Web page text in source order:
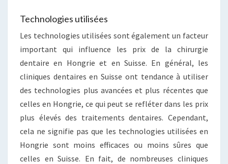
Technologies utilisées
Les technologies utilisées sont également un facteur
important qui influence les prix de la chirurgie
dentaire en Hongrie et en Suisse. En général, les
cliniques dentaires en Suisse ont tendance à utiliser
des technologies plus avancées et plus récentes que
celles en Hongrie, ce qui peut se refléter dans les prix
plus élevés des traitements dentaires. Cependant,
cela ne signifie pas que les technologies utilisées en
Hongrie sont moins efficaces ou moins sûres que
celles en Suisse. En fait, de nombreuses cliniques